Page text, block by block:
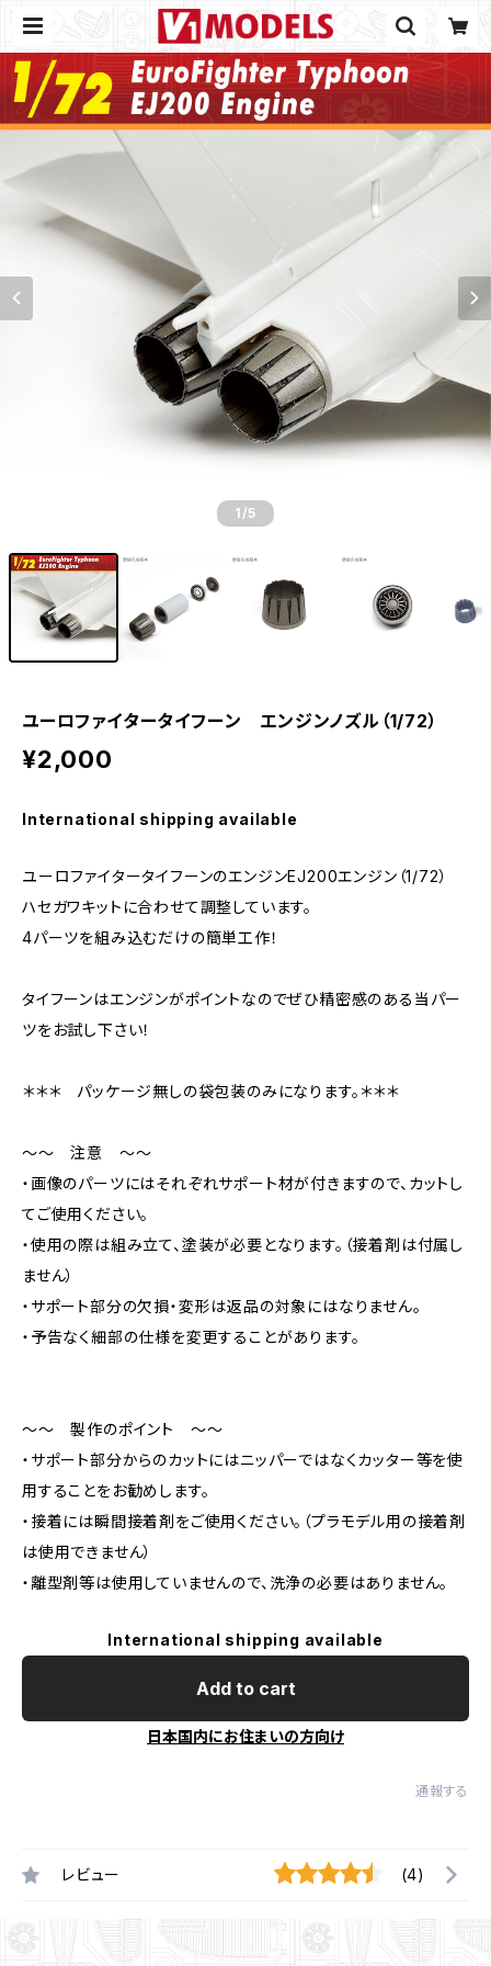
1 /5
ユーロファイタータイフーン エンジンノズル（1/72）
¥2,000
International shipping available
ユーロファイタータイフーンのエンジンEJ200エンジン（1/72）
ハセガワキットに合わせて調整しています。
4パーツを組み込むだけの簡単工作！
タイフーンはエンジンがポイントなのでぜひ精密感のある当パー
ツをお試し下さい！
＊＊＊ パッケージ無しの袋包装のみになります。＊＊＊
～～ 注意 ～～
・画像のパーツにはそれぞれサポート材が付きますので、カットし
てご使用ください。
・使用の際は組み立て、塗装が必要となります。（接着剤は付属し
ません）
・サポート部分の欠損・変形は返品の対象にはなりません。
・予告なく細部の仕様を変更することがあります。
～～ 製作のポイント ～～
・サポート部分からのカットにはニッパーではなくカッター等を使
用することをお勧めします。
・接着には瞬間接着剤をご使用ください。（プラモデル用の接着剤
は使用できません）
・離型剤等は使用していませんので、洗浄の必要はありません。
International shipping available
Add to cart
日本国内にお住まいの方向け
通報する
レビュー (4)